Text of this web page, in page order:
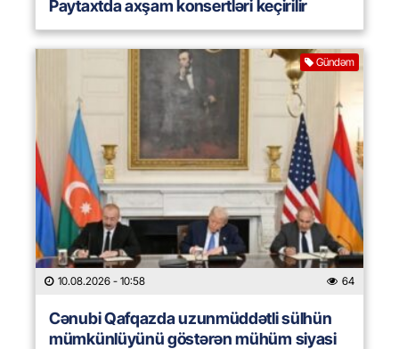
Paytaxtda axşam konsertləri keçirilir
Gündəm
10.08.2026 - 10:58 64
Cənubi Qafqazda uzunmüddətli sülhün
mümkünlüyünü göstərən mühüm siyasi